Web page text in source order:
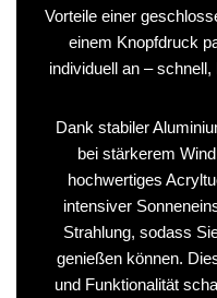
Vorteile einer
einem Knopfdruck
individuell an –
Dank stabiler
bei stärkerem
hochwertiges
intensiver
Strahlung, sodass
genießen können.
und Funktionalität